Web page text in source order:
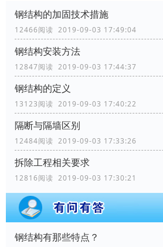
钢结构的加固技术措施
12466阅读 2019-09-03 17:49:04
钢结构安装方法
12847阅读 2019-09-03 17:44:37
钢结构的定义
13123阅读 2019-09-03 17:40:22
隔断与隔墙区别
12484阅读 2019-09-03 17:33:26
拆除工程相关要求
12816阅读 2019-09-03 17:30:21
钢结构有那些特点？